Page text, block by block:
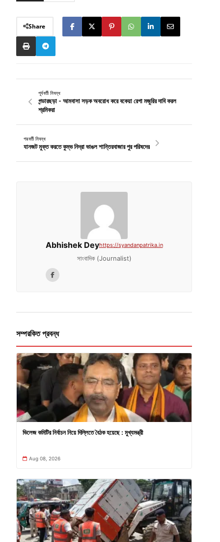
Share
পূর্ববর্তী নিবন্ধ
গন্ডারছড়া - আমবাসা সড়ক অবরোধ করে বকেয়া রেগা মজুরির দাবি করল
শ্রমিকরা
পরবর্তী নিবন্ধ
যানজট মুক্ত করতে কুম্ভ নিদ্রা ভাঙল শান্তিরবাজার পুর পরিষদের
Abhishek Deyhttps://syandanpatrika.in
সাংবাদিক (Journalist)
সম্পরকিত প্রবন্ধ
ভিলেজ কমিটির নির্বাচন নিয়ে দিল্লিতে বৈঠক হয়েছে : মুখ্যমন্ত্রী
Aug 08, 2026